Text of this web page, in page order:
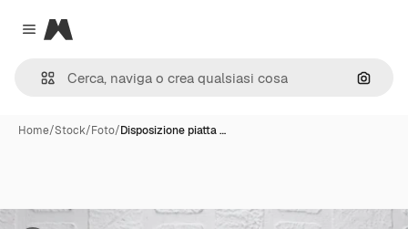
Close menu
Magnific
Cerca
Home/Stock/Foto/Disposizione piatta …